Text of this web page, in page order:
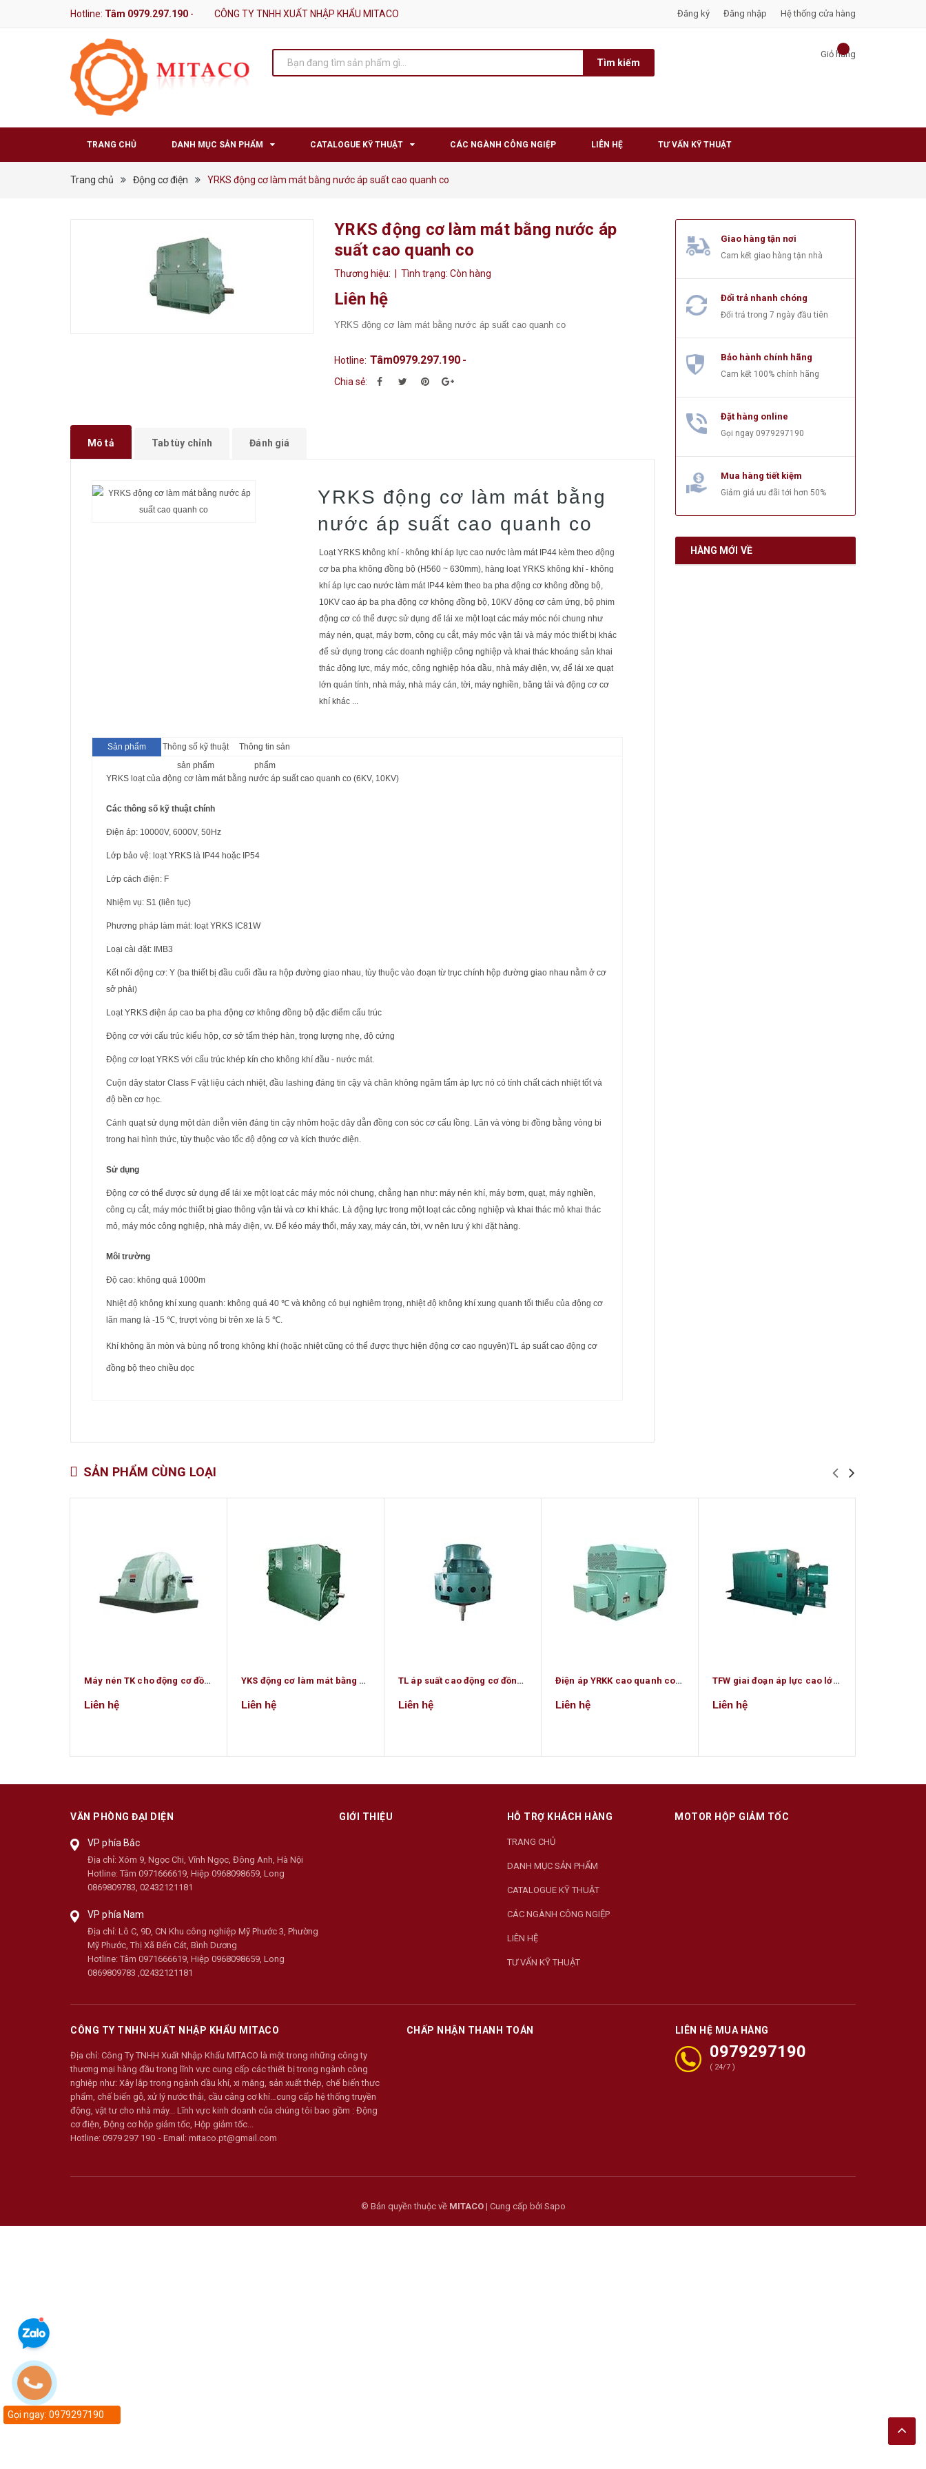
Gọi ngay: 0979297190
Hotline: Tâm 0979.297.190 - CÔNG TY TNHH XUẤT NHẬP KHẨU MITACO Đăng ký Đăng nhập Hệ thống cửa hàng
Tìm kiếm
Giỏ hàng
TRANG CHỦ DANH MỤC SẢN PHẨM CATALOGUE KỸ THUẬT CÁC NGÀNH CÔNG NGIỆP LIÊN HỆ TƯ VẤN KỸ THUẬT
Trang chủ Động cơ điện YRKS động cơ làm mát bằng nước áp suất cao quanh co
YRKS động cơ làm mát bằng nước áp
suất cao quanh co
Thương hiệu: | Tình trạng:Còn hàng
Liên hệ
YRKS động cơ làm mát bằng nước áp suất cao quanh co
Hotline: Tâm0979.297.190 -
Chia sẻ:
Mô tả Tab tùy chỉnh Đánh giá
YRKS động cơ làm mát bằng
nước áp suất cao quanh co
Loạt YRKS không khí - không khí áp lực cao nước làm mát IP44 kèm theo động
cơ ba pha không đồng bộ (H560 ~ 630mm), hàng loạt YRKS không khí - không
khí áp lực cao nước làm mát IP44 kèm theo ba pha động cơ không đồng bộ,
10KV cao áp ba pha động cơ không đồng bộ, 10KV động cơ cảm ứng, bộ phim
động cơ có thể được sử dụng để lái xe một loạt các máy móc nói chung như
máy nén, quạt, máy bơm, công cụ cắt, máy móc vận tải và máy móc thiết bị khác
để sử dụng trong các doanh nghiệp công nghiệp và khai thác khoáng sản khai
thác động lực, máy móc, công nghiệp hóa dầu, nhà máy điện, vv, để lái xe quạt
lớn quán tính, nhà máy, nhà máy cán, tời, máy nghiền, băng tải và động cơ cơ
khí khác ...
Sản phẩm
Thông số kỹ thuật
sản phẩm
Thông tin sản
phẩm
YRKS loạt của động cơ làm mát bằng nước áp suất cao quanh co (6KV, 10KV)
Các thông số kỹ thuật chính
Điện áp: 10000V, 6000V, 50Hz
Lớp bảo vệ: loạt YRKS là IP44 hoặc IP54
Lớp cách điện: F
Nhiệm vụ: S1 (liên tục)
Phương pháp làm mát: loạt YRKS IC81W
Loại cài đặt: IMB3
Kết nối động cơ: Y (ba thiết bị đầu cuối đầu ra hộp đường giao nhau, tùy thuộc vào đoạn từ trục chính hộp đường giao nhau nằm ở cơ
sở phải)
Loạt YRKS điện áp cao ba pha động cơ không đồng bộ đặc điểm cấu trúc
Động cơ với cấu trúc kiểu hộp, cơ sở tấm thép hàn, trọng lượng nhẹ, độ cứng
Động cơ loạt YRKS với cấu trúc khép kín cho không khí đầu - nước mát.
Cuộn dây stator Class F vật liệu cách nhiệt, đầu lashing đáng tin cậy và chân không ngâm tẩm áp lực nó có tính chất cách nhiệt tốt và
độ bền cơ học.
Cánh quạt sử dụng một dàn diễn viên đáng tin cậy nhôm hoặc dây dẫn đồng con sóc cơ cấu lồng. Lăn và vòng bi đồng bằng vòng bi
trong hai hình thức, tùy thuộc vào tốc độ động cơ và kích thước điện.
Sử dụng
Động cơ có thể được sử dụng để lái xe một loạt các máy móc nói chung, chẳng hạn như: máy nén khí, máy bơm, quạt, máy nghiền,
công cụ cắt, máy móc thiết bị giao thông vận tải và cơ khí khác. Là động lực trong một loạt các công nghiệp và khai thác mỏ khai thác
mỏ, máy móc công nghiệp, nhà máy điện, vv. Để kéo máy thổi, máy xay, máy cán, tời, vv nên lưu ý khi đặt hàng.
Môi trường
Độ cao: không quá 1000m
Nhiệt độ không khí xung quanh: không quá 40 ℃ và không có bụi nghiêm trọng, nhiệt độ không khí xung quanh tối thiểu của động cơ
lăn mang là -15 ℃, trượt vòng bi trên xe là 5 ℃.
Khí không ăn mòn và bùng nổ trong không khí (hoặc nhiệt cũng có thể được thực hiện động cơ cao nguyên)TL áp suất cao động cơ
đồng bộ theo chiều dọc
Giao hàng tận nơi
Cam kết giao hàng tận nhà
Đổi trả nhanh chóng
Đổi trả trong 7 ngày đầu tiên
Bảo hành chính hãng
Cam kết 100% chính hãng
Đặt hàng online
Gọi ngay 0979297190
Mua hàng tiết kiệm
Giảm giá ưu đãi tới hơn 50%
HÀNG MỚI VỀ
SẢN PHẨM CÙNG LOẠI
Máy nén TK cho động cơ đồng bộ cao áp lớn
Liên hệ
YKS động cơ làm mát bằng nước áp lực cao
Liên hệ
TL áp suất cao động cơ đồng bộ theo chiều dọc
Liên hệ
Điện áp YRKK cao quanh co động cơ
Liên hệ
TFW giai đoạn áp lực cao lớn kích thích hợp chất không chổi than động cơ đồng bộ
Liên hệ
VĂN PHÒNG ĐẠI DIỆN
VP phía Bắc
Địa chỉ: Xóm 9, Ngọc Chi, Vĩnh Ngọc, Đông Anh, Hà Nội
Hotline: Tâm 0971666619, Hiệp 0968098659, Long
0869809783, 02432121181
VP phía Nam
Địa chỉ: Lô C, 9D, CN Khu công nghiệp Mỹ Phước 3, Phường
Mỹ Phước, Thị Xã Bến Cát, Bình Dương
Hotline: Tâm 0971666619, Hiệp 0968098659, Long
0869809783 ,02432121181
GIỚI THIỆU HỖ TRỢ KHÁCH HÀNG
TRANG CHỦ
DANH MỤC SẢN PHẨM
CATALOGUE KỸ THUẬT
CÁC NGÀNH CÔNG NGIỆP
LIÊN HỆ
TƯ VẤN KỸ THUẬT
MOTOR HỘP GIẢM TỐC
CÔNG TY TNHH XUẤT NHẬP KHẨU MITACO
Địa chỉ: Công Ty TNHH Xuất Nhập Khẩu MITACO là một trong những công ty
thương mại hàng đầu trong lĩnh vực cung cấp các thiết bị trong ngành công
nghiệp như: Xây lắp trong ngành dầu khí, xi măng, sản xuất thép, chế biến thưc
phẩm, chế biến gỗ, xử lý nước thải, cầu cảng cơ khí…cung cấp hệ thống truyền
động, vật tư cho nhà máy... Lĩnh vực kinh doanh của chúng tôi bao gồm : Động
cơ điện, Động cơ hộp giảm tốc, Hộp giảm tốc...
Hotline: 0979 297 190 Email: mitaco.pt@gmail.com
CHẤP NHẬN THANH TOÁN LIÊN HỆ MUA HÀNG
0979297190
( 24/7 )
© Bản quyền thuộc về MITACO| Cung cấp bởi Sapo